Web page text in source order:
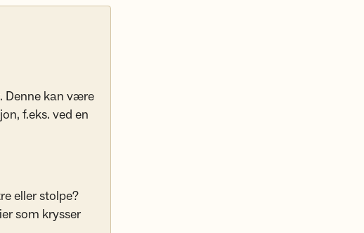
Denne kan være
f.eks. ved en
eller stolpe?
som krysser